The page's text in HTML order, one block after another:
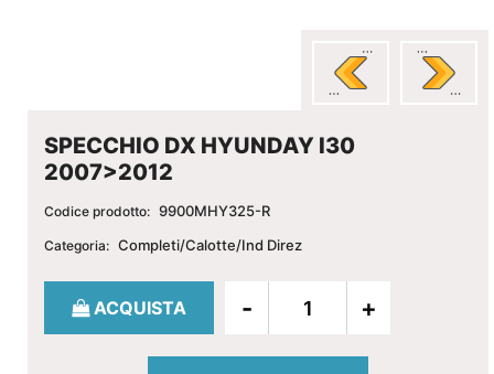
SPECCHIO DX HYUNDAY I30
2007>2012
Codice prodotto: 9900MHY325-R
Categoria: Completi/Calotte/Ind Direz
Quantità
ACQUISTA